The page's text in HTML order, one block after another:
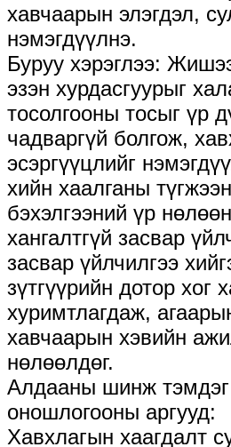
хавчаарын элэгдэл,
нэмэгдүүлнэ.
Буруу хэрэглээ:
эзэн хурдасгуурыг
тосолгооны тосыг үр
чадваргүй болгож,
эсэргүүцлийг
хийн хаалганы
бэхэлгээний үр
хангалтгүй засвар
засвар үйлчилгээ
зүтгүүрийн дотор хог
хуримтлагдаж,
хавчаарын хэвийн
нөлөөлдөг.
Алдааны шинж
оношлогооны аргууд:
Хавхлагын хаагдалт